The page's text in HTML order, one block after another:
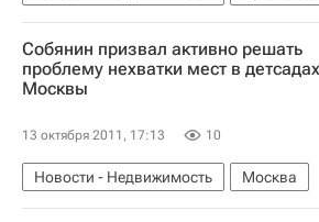
Суды
Ивановская область
Обманутые дольщики в России
Собянин призвал активно решать
проблему нехватки мест в детсадах
Москвы
13 октября 2011, 17:13 10
Новости - Недвижимость
Москва
Сергей Собянин
Социальная